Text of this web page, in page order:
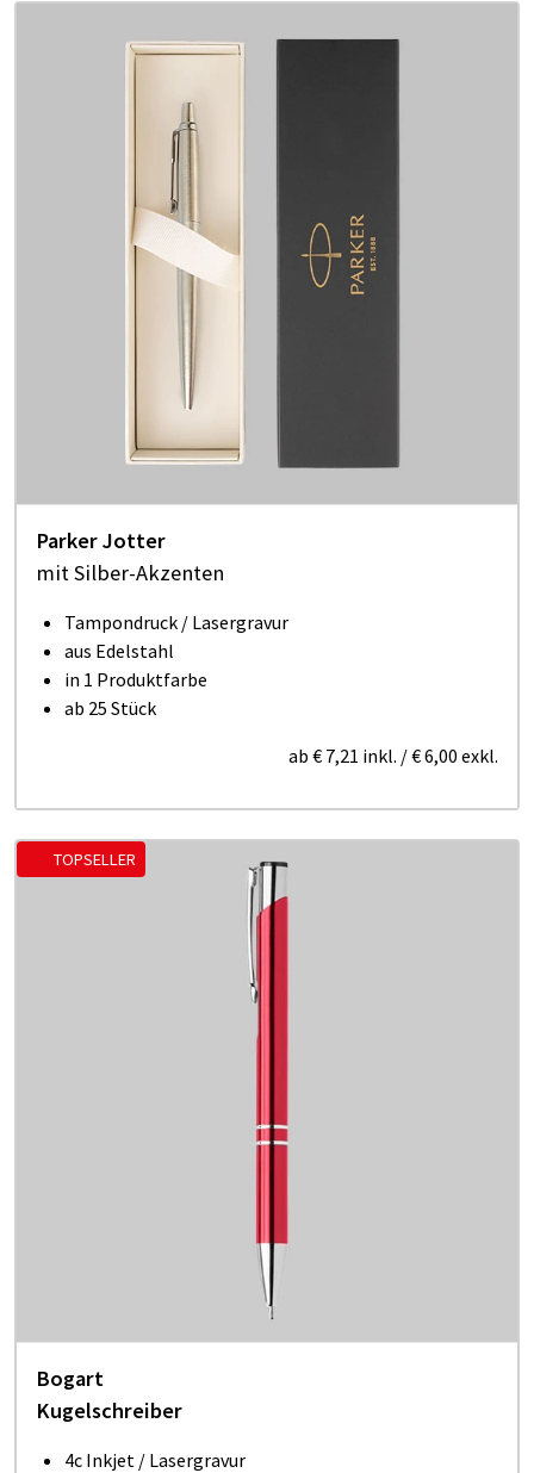
Parker Jotter
mit Silber-Akzenten
Tampondruck / Lasergravur
aus Edelstahl
in 1 Produktfarbe
ab 25 Stück
ab € 7,21 inkl. /€ 6,00 exkl.
TOPSELLER
Bogart
Kugelschreiber
4c Inkjet / Lasergravur